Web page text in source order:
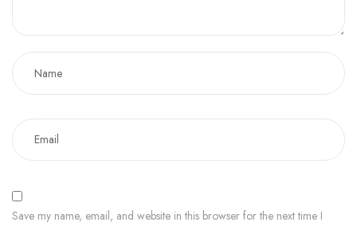
Save my name, email, and website in this browser for the next time I